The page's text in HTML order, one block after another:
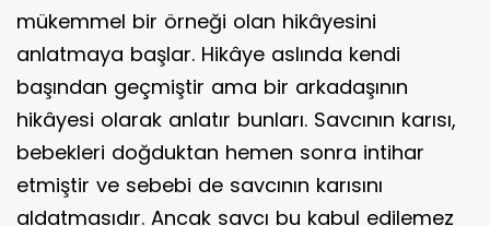
mükemmel bir örneği olan hikâyesini
anlatmaya başlar. Hikâye aslında kendi
başından geçmiştir ama bir arkadaşının
hikâyesi olarak anlatır bunları. Savcının karısı,
bebekleri doğduktan hemen sonra intihar
etmiştir ve sebebi de savcının karısını
aldatmasıdır. Ancak savcı bu kabul edilemez